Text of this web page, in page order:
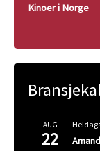
Kinoer i Norge
AUG
22